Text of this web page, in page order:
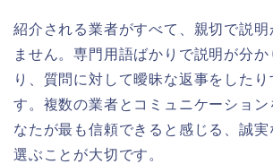
紹介される業者がすべて、親切で説明
ません。専門用語ばかりで説明が分か
り、質問に対して曖昧な返事をしたり
す。複数の業者とコミュニケーション
なたが最も信頼できると感じる、誠実
選ぶことが大切です。